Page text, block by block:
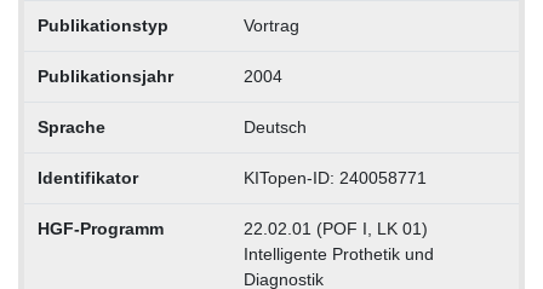
Publikationstyp Vortrag
Publikationsjahr 2004
Sprache Deutsch
Identifikator KITopen-ID: 240058771
HGF-Programm
22.02.01 (POF I, LK 01)
Intelligente Prothetik und
Diagnostik